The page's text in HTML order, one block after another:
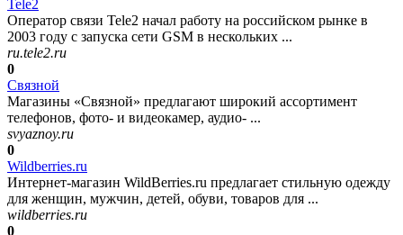
Tele2
Оператор связи Tele2 начал работу на российском рынке в
2003 году с запуска сети GSM в нескольких ...
ru.tele2.ru
0
Связной
Магазины «Связной» предлагают широкий ассортимент
телефонов, фото- и видеокамер, аудио- ...
svyaznoy.ru
0
Wildberries.ru
Интернет-магазин WildBerries.ru предлагает стильную одежду
для женщин, мужчин, детей, обуви, товаров для ...
wildberries.ru
0